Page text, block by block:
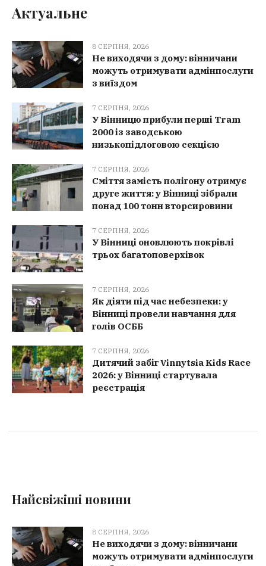
Актуальне
8 СЕРПНЯ, 2026
Не виходячи з дому: вінничани
можуть отримувати адмінпослуги
з виїздом
7 СЕРПНЯ, 2026
У Вінницю прибули перші Tram
2000 із заводською
низькопідлоговою секцією
7 СЕРПНЯ, 2026
Сміття замість полігону отримує
друге життя: у Вінниці зібрали
понад 100 тонн вторсировини
7 СЕРПНЯ, 2026
У Вінниці оновлюють покрівлі
трьох багатоповерхівок
7 СЕРПНЯ, 2026
Як діяти під час небезпеки: у
Вінниці провели навчання для
голів ОСББ
7 СЕРПНЯ, 2026
Дитячий забіг Vinnytsia Kids Race
2026: у Вінниці стартувала
реєстрація
Найсвіжіші новини
8 СЕРПНЯ, 2026
Не виходячи з дому: вінничани
можуть отримувати адмінпослуги